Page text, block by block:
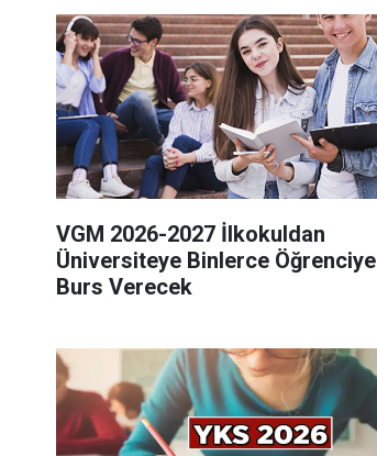
VGM 2026-2027 İlkokuldan
Üniversiteye Binlerce Öğrenciye
Burs Verecek